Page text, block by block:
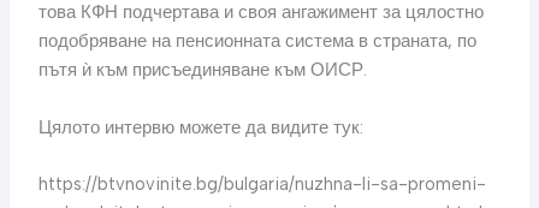
това КФН подчертава и своя ангажимент за цялостно
подобряване на пенсионната система в страната, по
пътя ѝ към присъединяване към ОИСР.
Цялото интервю можете да видите тук:
https://btvnovinite.bg/bulgaria/nuzhna-li-sa-promeni-